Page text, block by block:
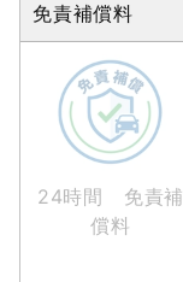
免責補償料
24時間 免責補
償料